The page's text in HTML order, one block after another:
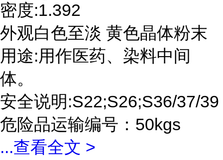
密度:1.392
外观白色至淡 黄色晶体粉末
用途:用作医药、染料中间
体。
安全说明:S22;S26;S36/37/39
危险品运输编号：50kgs
...查看全文 >